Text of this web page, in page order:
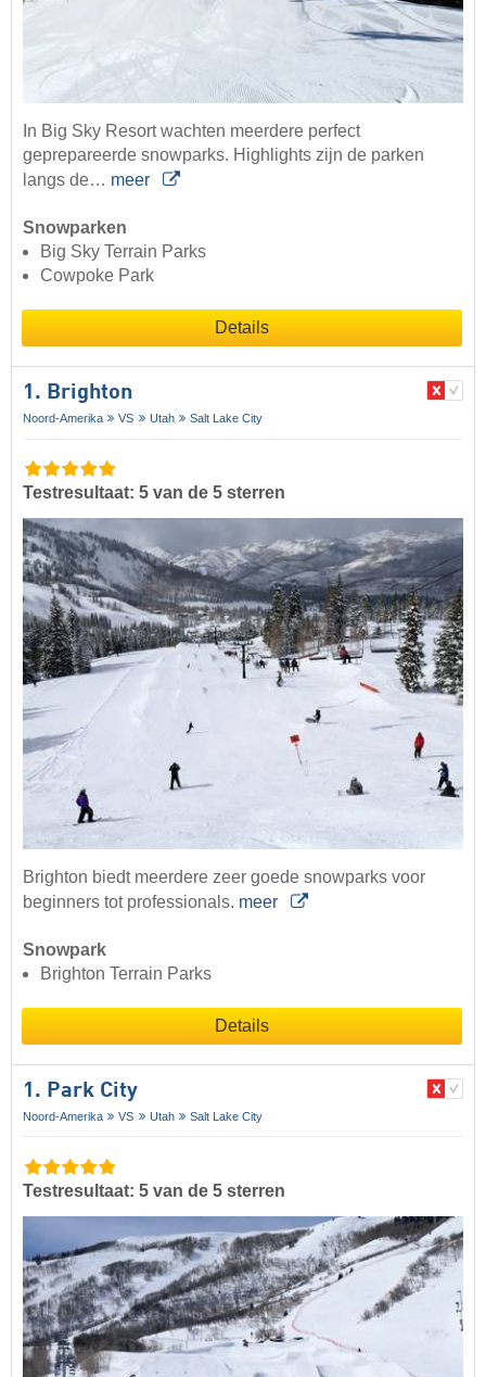
In Big Sky Resort wachten meerdere perfect
geprepareerde snowparks. Highlights zijn de parken
langs de… meer
Snowparken
Big Sky Terrain Parks
Cowpoke Park
Details
1. Brighton
Noord-Amerika VS Utah Salt Lake City
Testresultaat: 5 van de 5 sterren
Brighton biedt meerdere zeer goede snowparks voor
beginners tot professionals. meer
Snowpark
Brighton Terrain Parks
Details
1. Park City
Noord-Amerika VS Utah Salt Lake City
Testresultaat: 5 van de 5 sterren